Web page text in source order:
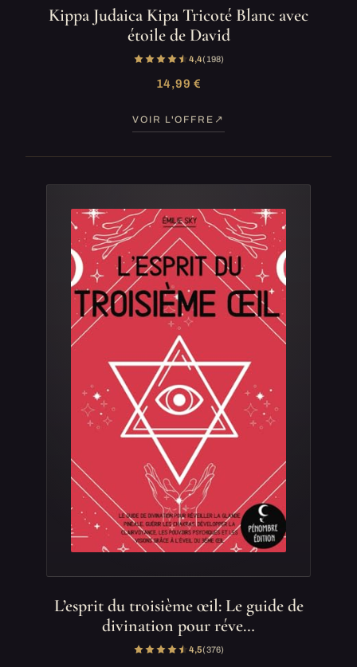
Kippa Judaica Kipa Tricoté Blanc avec
étoile de David
4,4(198)
14,99 €
VOIR L'OFFRE
L’esprit du troisième œil: Le guide de
divination pour réve…
4,5(376)